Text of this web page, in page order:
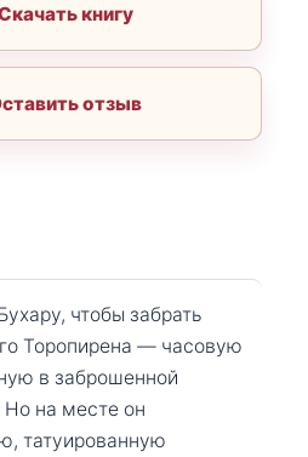
книгу
отзыв
чтобы забрать
Торопирена — часовую
в заброшенной
на месте он
татуированную